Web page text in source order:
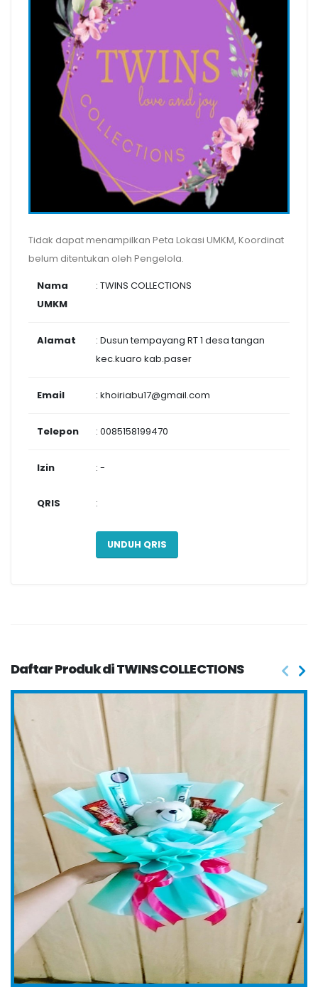
Tidak dapat menampilkan Peta Lokasi UMKM, Koordinat
belum ditentukan oleh Pengelola.
Nama
UMKM
: TWINS COLLECTIONS
Alamat
: Dusun tempayang RT 1 desa tangan
kec.kuaro kab.paser
Email : khoiriabu17@gmail.com
Telepon : 0085158199470
Izin : -
QRIS :
UNDUH QRIS
Daftar Produk di TWINS COLLECTIONS